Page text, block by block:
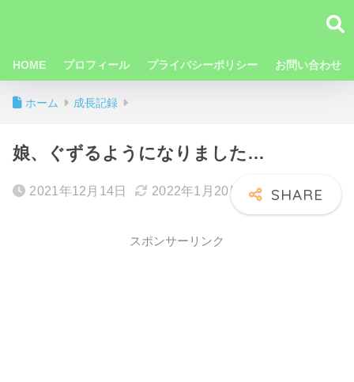
HOME プロフィール プライバシーポリシー お問い合わせ
ホーム 成長記録
娘、ぐずるようになりました…
2021年12月14日 2022年1月20日
スポンサーリンク